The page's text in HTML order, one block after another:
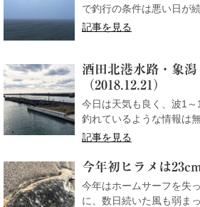
で釣行の条件は悪い日が
記事を見る
酒田北港水路・象
（2018.12.21）
今日は天気も良く、波1
釣れているような情報は
記事を見る
今年初ヒラメは
今年はホームサーフを失
に、数日続いた風も弱ま